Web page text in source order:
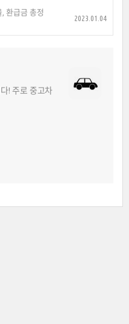
, 환급금 총정
2023.01.04
! 주로 중고차